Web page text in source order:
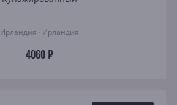
Ирландия · Ирландия
4060 ₽